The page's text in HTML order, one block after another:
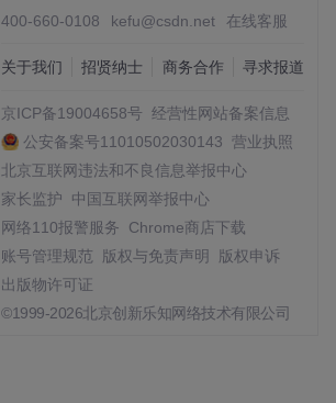
400-660-0108
kefu@csdn.net 在线客服
关于我们 招贤纳士 商务合作 寻求报道
京ICP备19004658号 经营性网站备案信息
公安备案号11010502030143 营业执照
北京互联网违法和不良信息举报中心
家长监护
中国互联网举报中心
网络110报警服务
Chrome商店下载
账号管理规范
版权与免责声明
版权申诉
出版物许可证
©1999-2026北京创新乐知网络技术有限公司